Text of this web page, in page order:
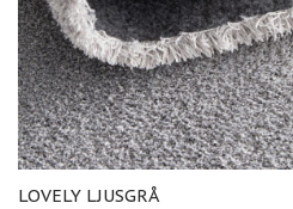
LOVELY LJUSGRÅ